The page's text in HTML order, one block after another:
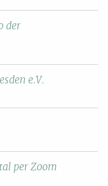
der
e.V.
per Zoom